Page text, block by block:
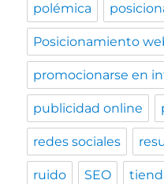
polémica
Posicionamiento
promocionarse en
publicidad online
redes sociales
ruido SEO